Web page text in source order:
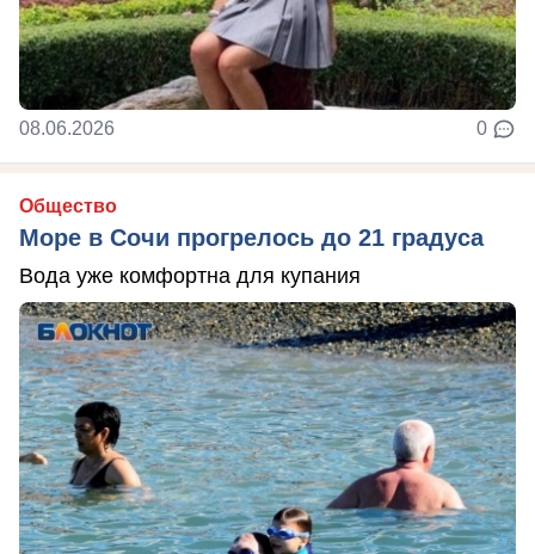
08.06.2026 0
Общество
Море в Сочи прогрелось до 21 градуса
Вода уже комфортна для купания